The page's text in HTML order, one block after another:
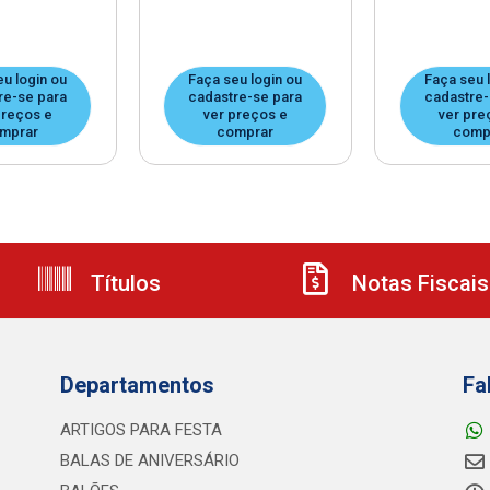
login ou
se para
e
Faça seu login ou
cadastre-se para
ver preços e
comprar
Faça seu
ver
Títulos Notas Fiscais
Departamentos
ARTIGOS PARA FESTA
BALAS DE ANIVERSÁRIO